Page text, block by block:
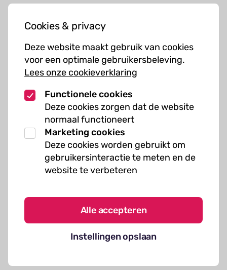
Cookies & privacy
Deze website maakt gebruik van cookies
voor een optimale gebruikersbeleving.
Lees onze cookieverklaring
Functionele cookies
Deze cookies zorgen dat de website
normaal functioneert
Marketing cookies
Deze cookies worden gebruikt om
gebruikersinteractie te meten en de
website te verbeteren
Alle accepteren
Instellingen opslaan
Muziekcursussen
Kunst cursussen
Over ons
Organisatie
Werken bij Kielzog
Veelgestelde vragen
Algemene voorwaarden